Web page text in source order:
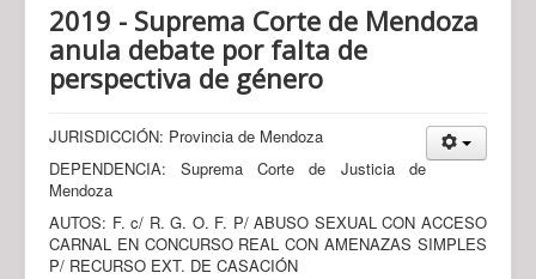
2019 - Suprema Corte de Mendoza
anula debate por falta de
perspectiva de género
JURISDICCIÓN: Provincia de Mendoza
DEPENDENCIA: Suprema Corte de Justicia de
Mendoza
AUTOS: F. c/ R. G. O. F. P/ ABUSO SEXUAL CON ACCESO
CARNAL EN CONCURSO REAL CON AMENAZAS SIMPLES
P/ RECURSO EXT. DE CASACIÓN